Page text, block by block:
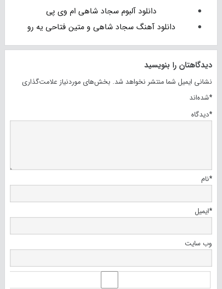
دانلود آلبوم سجاد شاهی ام وی پی
دانلود آهنگ سجاد شاهی و متین فتاحی یه رو
دیدگاهتان را بنویسید
نشانی ایمیل شما منتشر نخواهد شد. بخش‌های موردنیاز علامت‌گذاری
شده‌اند*
دیدگاه*
نام*
ایمیل*
وب‌ سایت